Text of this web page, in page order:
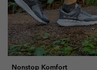
Nonstop Komfort